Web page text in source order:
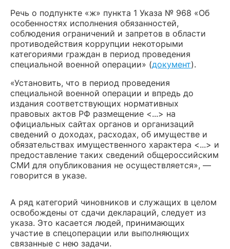
Речь о подпункте «ж» пункта 1 Указа № 968 «Об
особенностях исполнения обязанностей,
соблюдения ограничений и запретов в области
противодействия коррупции некоторыми
категориями граждан в период проведения
специальной военной операции» (документ).
«Установить, что в период проведения
специальной военной операции и впредь до
издания соответствующих нормативных
правовых актов РФ размещение <...> на
официальных сайтах органов и организаций
сведений о доходах, расходах, об имуществе и
обязательствах имущественного характера <...> и
предоставление таких сведений общероссийским
СМИ для опубликования не осуществляется», —
говорится в указе.
А ряд категорий чиновников и служащих в целом
освобождены от сдачи деклараций, следует из
указа. Это касается людей, принимающих
участие в спецоперации или выполняющих
связанные с нею задачи.